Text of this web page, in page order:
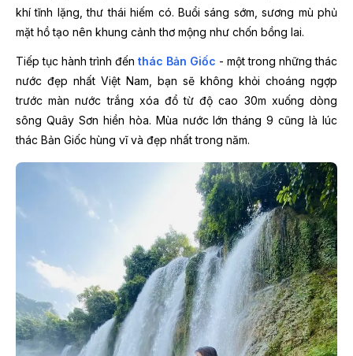
khí tĩnh lặng, thư thái hiếm có. Buổi sáng sớm, sương mù phủ
mặt hồ tạo nên khung cảnh thơ mộng như chốn bồng lai.
Tiếp tục hành trình đến thác Bản Giốc - một trong những thác
nước đẹp nhất Việt Nam, bạn sẽ không khỏi choáng ngợp
trước màn nước trắng xóa đổ từ độ cao 30m xuống dòng
sông Quây Sơn hiền hòa. Mùa nước lớn tháng 9 cũng là lúc
thác Bản Giốc hùng vĩ và đẹp nhất trong năm.